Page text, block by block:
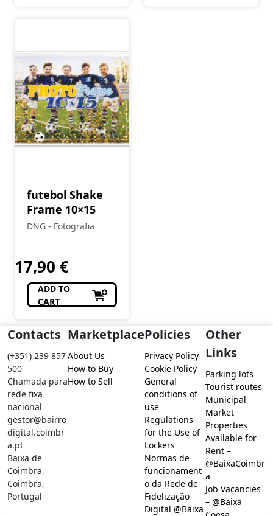
futebol Shake
Frame 10×15
DNG - Fotografia
17,90 €
ADD TO
CART
Contacts
(+351) 239 857
500
Chamada para
rede fixa
nacional
gestor@bairro
digital.coimbr
a.pt
Baixa de
Coimbra,
Coimbra,
Portugal
Marketplace
About Us
How to Buy
How to Sell
Policies
Privacy Policy
Cookie Policy
General
conditions of
use
Regulations
for the Use of
Lockers
Normas de
funcionament
o da Rede de
Fidelização
Digital @Baixa
Other
Links
Parking lots
Tourist routes
Municipal
Market
Properties
Available for
Rent –
@BaixaCoimbr
a
Job Vacancies
– @Baixa